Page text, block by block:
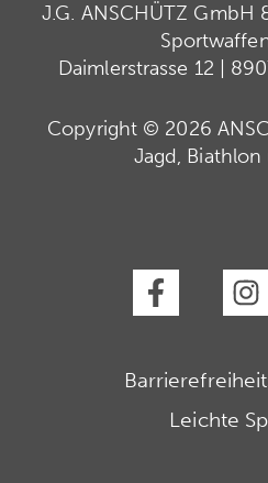
J.G. ANSCHÜTZ GmbH
Daimlerstrasse 12 |
Copyright © 2026
Jagd,
Leichte